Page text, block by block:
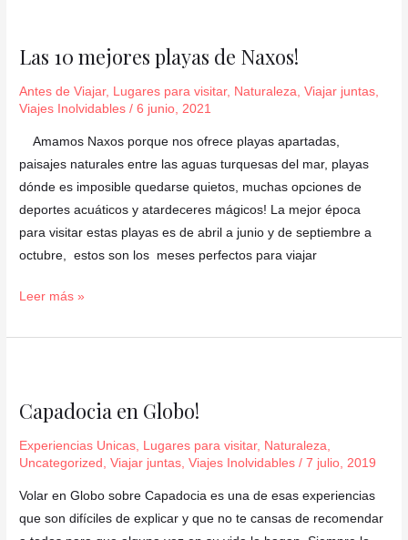
Las 10 mejores playas de Naxos!
Antes de Viajar, Lugares para visitar, Naturaleza ,Viajar juntas
Viajes Inolvidables /6 junio, 2021
Amamos Naxos porque nos ofrece playas apartadas,
paisajes naturales entre las aguas turquesas del mar, playas
dónde es imposible quedarse quietos, muchas opciones de
deportes acuáticos y atardeceres mágicos! La mejor época
para visitar estas playas es de abril a junio y de septiembre a
octubre, estos son los meses perfectos para viajar
mejores
de
Leer más »
Capadocia en Globo!
Experiencias Unicas Lugares para visitar, Naturaleza
Uncategorized
,Viajar juntas ,Viajes Inolvidables /7 julio, 2019
Volar en Globo sobre Capadocia es una de esas experiencias
que son difíciles de explicar y que no te cansas de recomendar
Globo!